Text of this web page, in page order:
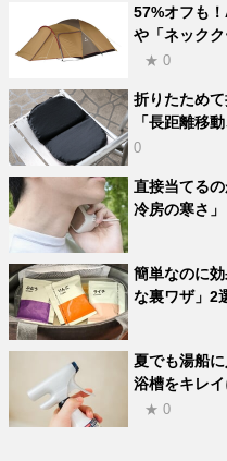
57%オフも
や「ネック
★ 0
折りたため
「長距離移
0
直接当てる
冷房の寒さ
簡単なのに
な裏ワザ」2
夏でも湯船
浴槽をキレ
★ 0